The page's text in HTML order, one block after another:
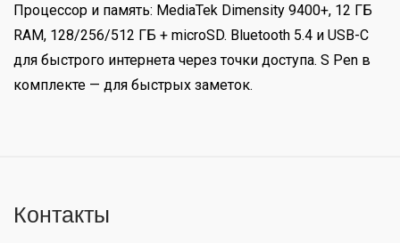
Процессор и память: MediaTek Dimensity 9400+, 12 ГБ
RAM, 128/256/512 ГБ + microSD. Bluetooth 5.4 и USB-C
для быстрого интернета через точки доступа. S Pen в
комплекте — для быстрых заметок.
Контакты